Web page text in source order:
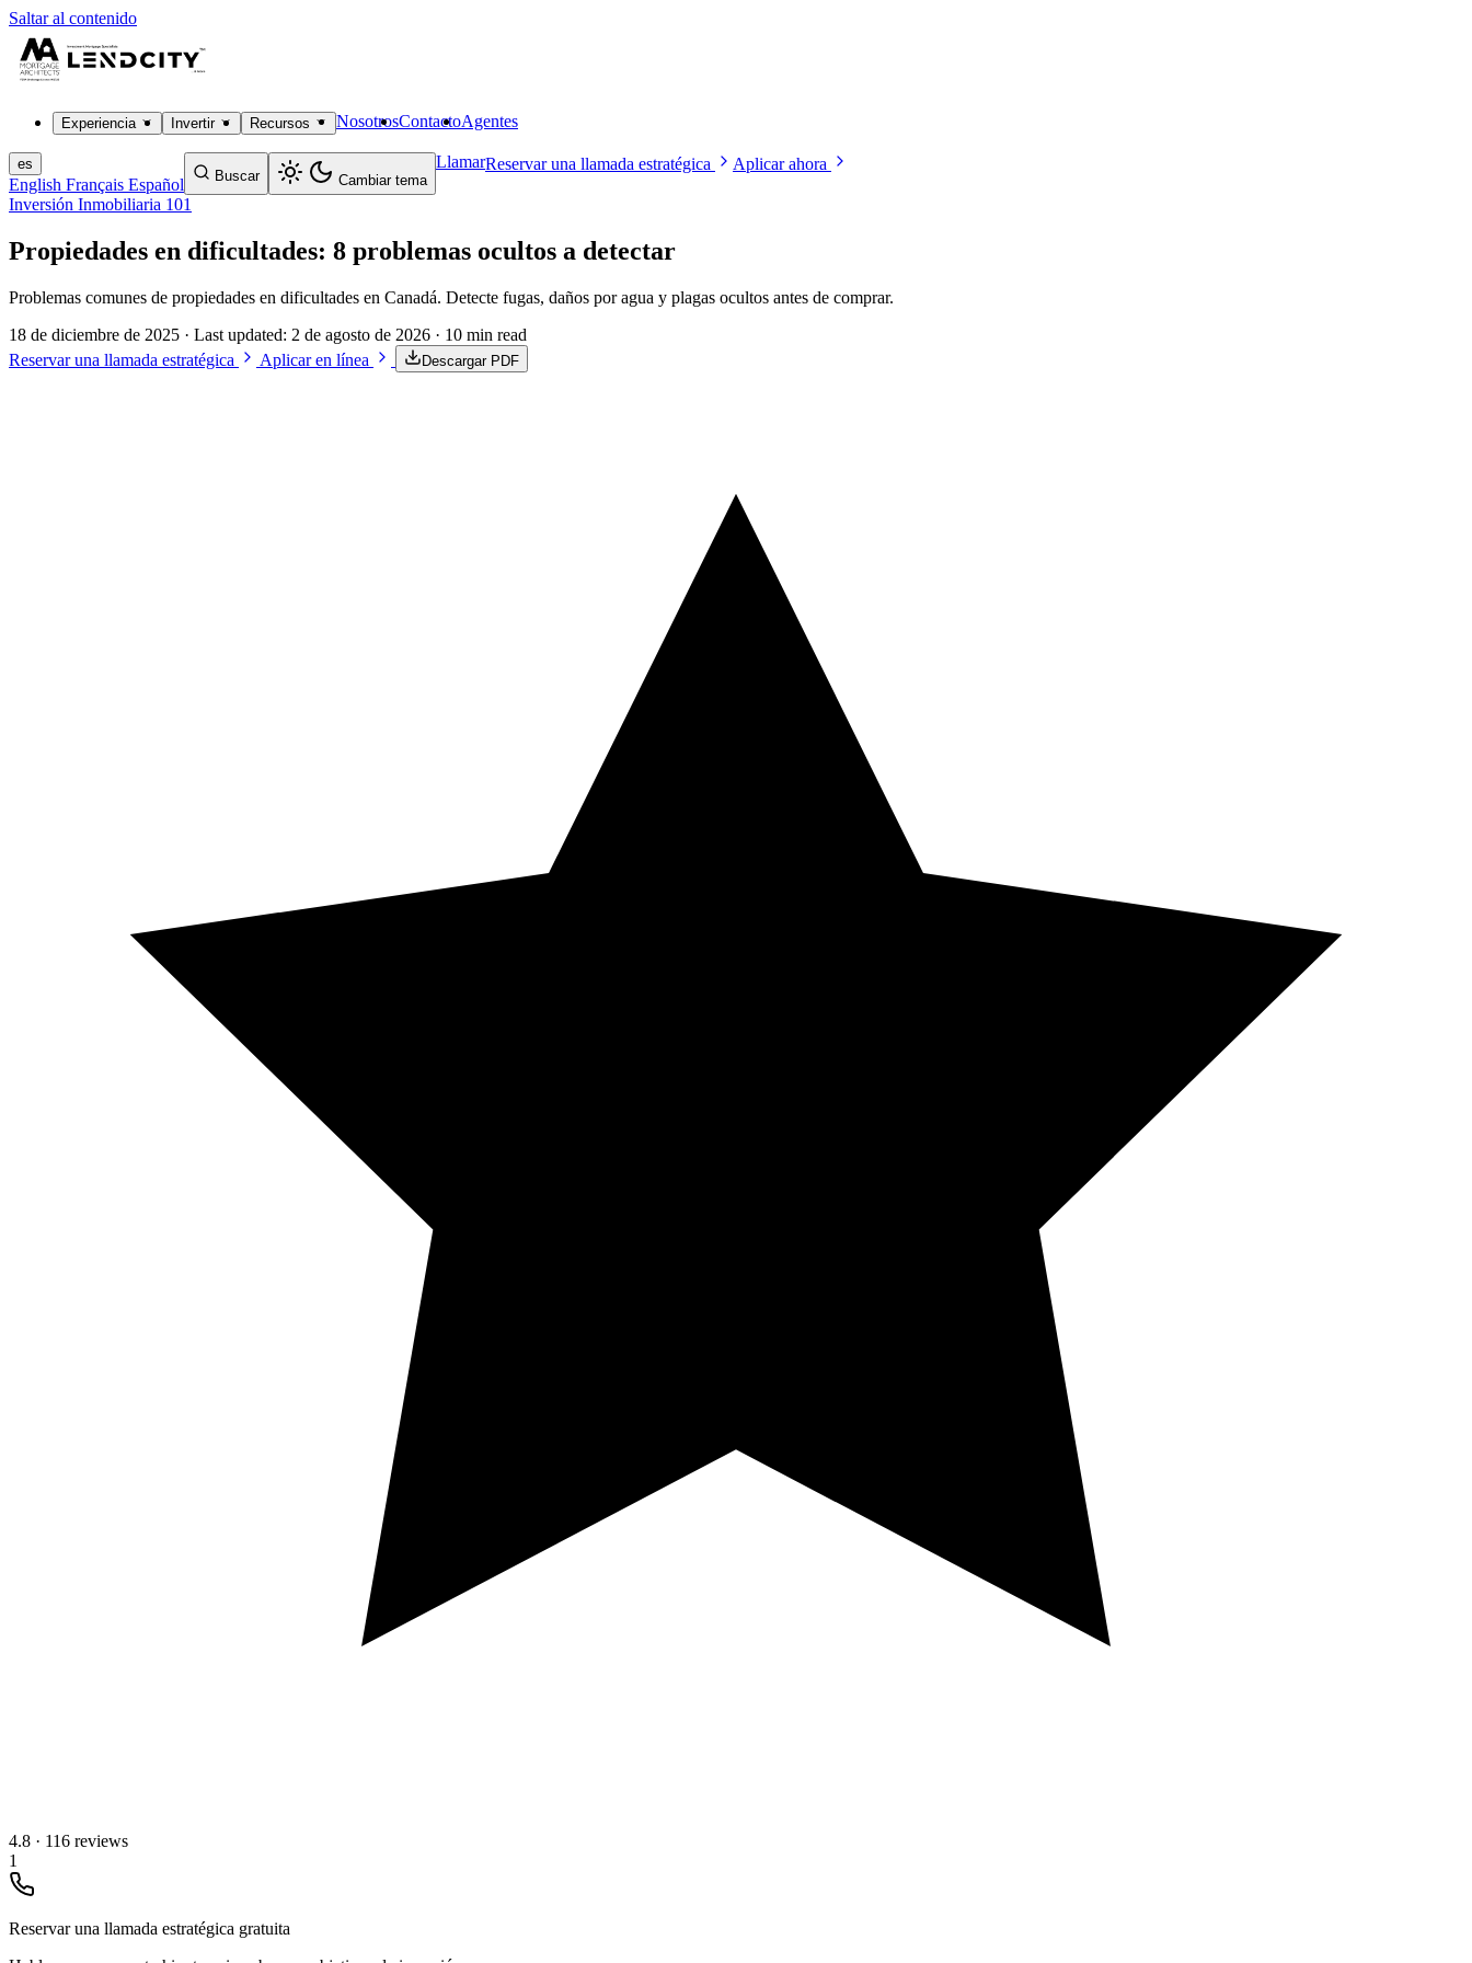
Saltar al contenido
Experiencia Invertir Recursos NosotrosContactoAgentes
es
English Français Español Buscar Cambiar tema
LlamarReservar una llamada estratégica Aplicar ahora
Inversión Inmobiliaria 101
Propiedades en dificultades: 8 problemas ocultos a detectar
Problemas comunes de propiedades en dificultades en Canadá. Detecte fugas, daños por agua y plagas ocultos antes de comprar.
18 de diciembre de 2025 · Last updated: 2 de agosto de 2026 · 10 min read
Reservar una llamada estratégica
Aplicar en línea Descargar PDF
4.8 · 116 reviews
1
Reservar una llamada estratégica gratuita